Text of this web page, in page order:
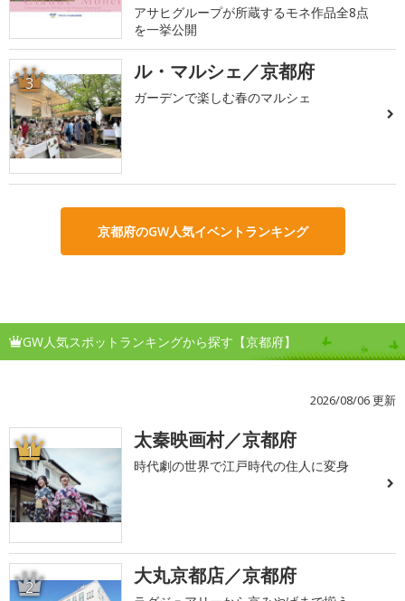
アサヒグループが所蔵するモネ作品全8点
を一挙公開
3 ル・マルシェ／京都府
ガーデンで楽しむ春のマルシェ
京都府のGW人気イベントランキング
GW人気スポットランキングから探す【京都府】
2026/08/06 更新
1 太秦映画村／京都府
時代劇の世界で江戸時代の住人に変身
2 大丸京都店／京都府